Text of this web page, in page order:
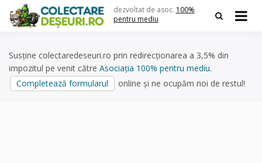
content
dezvoltat de asoc. 100%
pentru mediu
Susține colectaredeseuri.ro prin redirecționarea a 3,5% din
impozitul pe venit către Asociația 100% pentru mediu.
Completează formularul
online și ne ocupăm noi de restul!